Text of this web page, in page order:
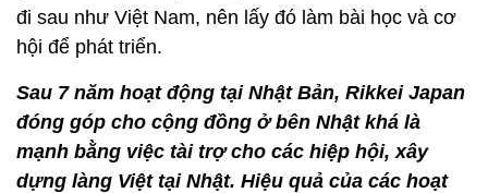
đi sau như Việt Nam, nên lấy đó làm bài học và cơ
hội để phát triển.
Sau 7 năm hoạt động tại Nhật Bản, Rikkei Japan
đóng góp cho cộng đồng ở bên Nhật khá là
mạnh bằng việc tài trợ cho các hiệp hội, xây
dựng làng Việt tại Nhật. Hiệu quả của các hoạt